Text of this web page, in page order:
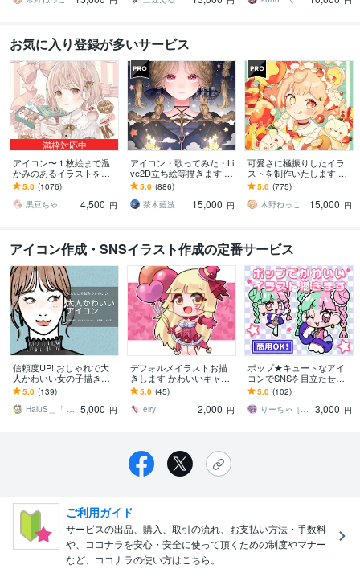
お気に入り登録が多いサービス
満枠対応中
アイコン〜１枚絵まで温
かみのあるイラストを描
きます ★ココナラ自体が
初めての方も、お気軽に
ご相談ください♪★
5.0 (1076)
黒豆ちゃ
4,500 円
アイコン・歌ってみた・Li
ve2D立ち絵等描きます ち
びキャラや配信用イラス
ト等、幅広く制作してい
ます！
5.0 (886)
茶木藍波
15,000 円
可愛さに極振りしたイラ
ストを制作いたします ★
商用利用＆二次利用込
み！ミニキャラは小物２
点まで無料！★
5.0 (775)
木野ねっこ
15,000 円
アイコン作成・SNSイラスト作成の定番サービス
信頼度UP! おしゃれで大
人かわいい女の子描きま
す お手元の写真のポーズ
のままで無くてもOK!
5.0 (139)
HaluS＿「 大人かわいい」イラスト 5,000 円
デフォルメイラストお描
きします かわいいキャッ
チーなデフォルメイラス
トをお手軽価格で！
5.0 (45)
eiry
2,000 円
ポップ★キュートなアイ
コンでSNSを目立たせま
す SNS・ブログに！パッ
と目を引くデフォルメイ
ラスト★
5.0 (102)
りーちゃ［Riicha］
3,000 円
ご利用ガイド
サービスの出品、購入、取引の流れ、お支払い方法・手数料
や、ココナラを安心・安全に使って頂くための制度やマナー
など、ココナラの使い方はこちら。